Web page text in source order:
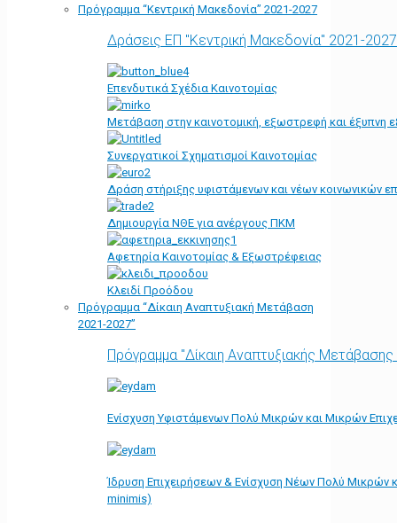
Πρόγραμμα “Κεντρική Μακεδονία” 2021-2027
Δράσεις ΕΠ "Κεντρική Μακεδονία" 2021-2027
Επενδυτικά Σχέδια Καινοτομίας
Μετάβαση στην καινοτομική, εξωστρεφή και έξυπνη
Συνεργατικοί Σχηματισμοί Καινοτομίας
Δράση στήριξης υφιστάμενων και νέων κοινωνικών
Δημιουργία ΝΘΕ για ανέργους ΠΚΜ
Αφετηρία Kαινοτομίας & Εξωστρέφειας
Κλειδί Προόδου
Πρόγραμμα “Δίκαιη Αναπτυξιακή Μετάβαση
2021-2027”
Πρόγραμμα "Δίκαιη Αναπτυξιακής
Ενίσχυση Υφιστάμενων Πολύ Μικρών και Μικρών
Ίδρυση Επιχειρήσεων & Ενίσχυση Νέων Πολύ Μικρών
minimis)